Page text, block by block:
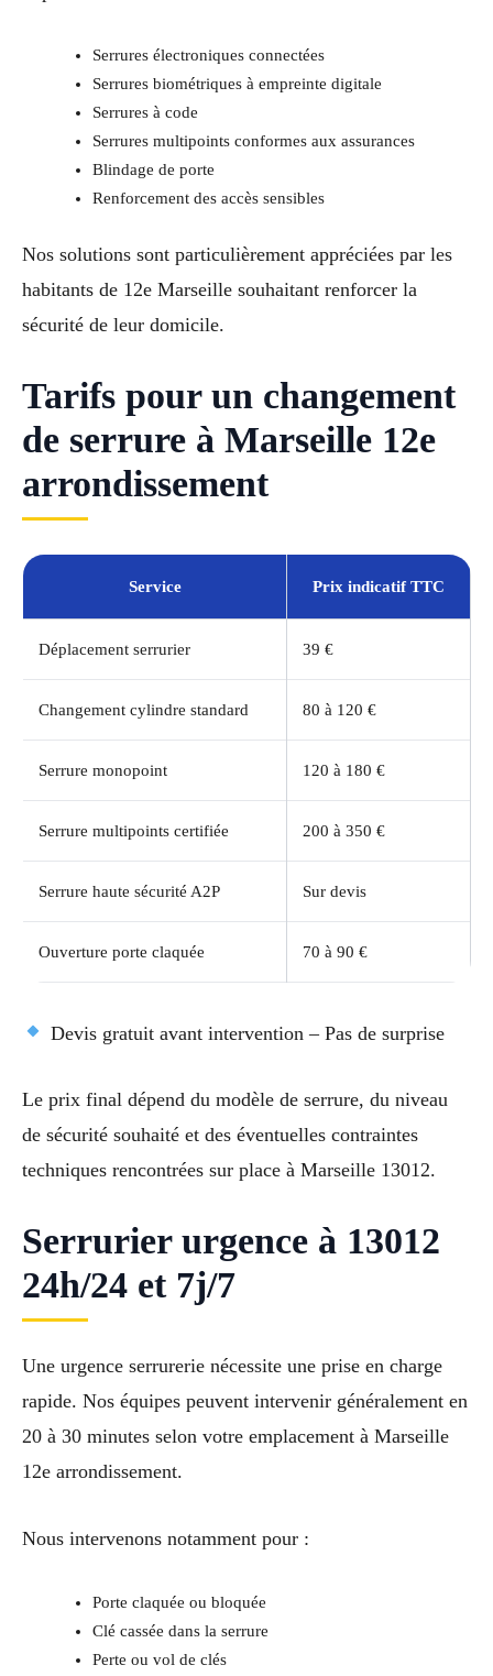
Serrures électroniques connectées
Serrures biométriques à empreinte digitale
Serrures à code
Serrures multipoints conformes aux assurances
Blindage de porte
Renforcement des accès sensibles
Nos solutions sont particulièrement appréciées par les
habitants de 12e Marseille souhaitant renforcer la
sécurité de leur domicile.
Tarifs pour un changement
de serrure à Marseille 12e
arrondissement
Service Prix indicatif TTC
Déplacement serrurier 39 €
Changement cylindre standard 80 à 120 €
Serrure monopoint 120 à 180 €
Serrure multipoints certifiée 200 à 350 €
Serrure haute sécurité A2P Sur devis
Ouverture porte claquée 70 à 90 €
Devis gratuit avant intervention – Pas de surprise
Le prix final dépend du modèle de serrure, du niveau
de sécurité souhaité et des éventuelles contraintes
techniques rencontrées sur place à Marseille 13012.
Serrurier urgence à 13012
24h/24 et 7j/7
Une urgence serrurerie nécessite une prise en charge
rapide. Nos équipes peuvent intervenir généralement en
20 à 30 minutes selon votre emplacement à Marseille
12e arrondissement.
Nous intervenons notamment pour :
Porte claquée ou bloquée
Clé cassée dans la serrure
Perte ou vol de clés